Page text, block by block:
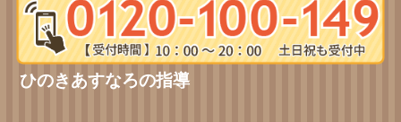
ひのきあすなろの指導